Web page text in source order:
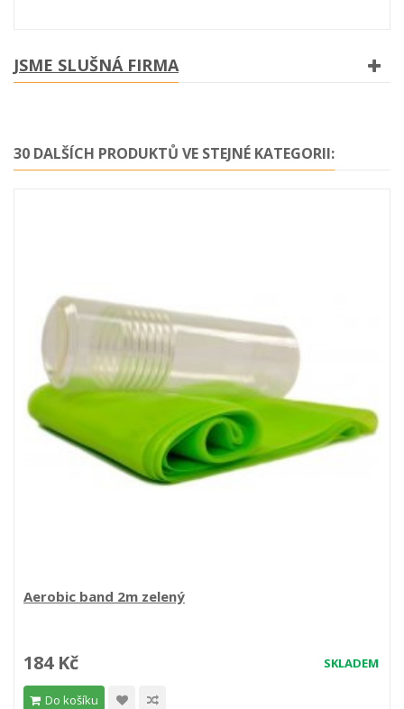
JSME SLUŠNÁ FIRMA
30 DALŠÍCH PRODUKTŮ VE STEJNÉ KATEGORII:
Aerobic band 2m zelený
SKLADEM
184 Kč
Do košíku